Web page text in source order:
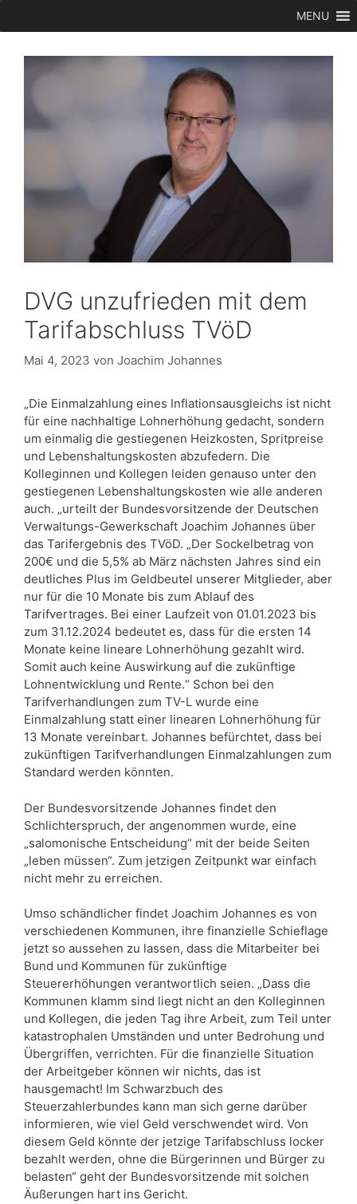
MENU
DVG unzufrieden mit dem
Tarifabschluss TVöD
Mai 4, 2023 von Joachim Johannes
„Die Einmalzahlung eines Inflationsausgleichs ist nicht
für eine nachhaltige Lohnerhöhung gedacht, sondern
um einmalig die gestiegenen Heizkosten, Spritpreise
und Lebenshaltungskosten abzufedern. Die
Kolleginnen und Kollegen leiden genauso unter den
gestiegenen Lebenshaltungskosten wie alle anderen
auch. „urteilt der Bundesvorsitzende der Deutschen
Verwaltungs-Gewerkschaft Joachim Johannes über
das Tarifergebnis des TVöD. „Der Sockelbetrag von
200€ und die 5,5% ab März nächsten Jahres sind ein
deutliches Plus im Geldbeutel unserer Mitglieder, aber
nur für die 10 Monate bis zum Ablauf des
Tarifvertrages. Bei einer Laufzeit von 01.01.2023 bis
zum 31.12.2024 bedeutet es, dass für die ersten 14
Monate keine lineare Lohnerhöhung gezahlt wird.
Somit auch keine Auswirkung auf die zukünftige
Lohnentwicklung und Rente.“ Schon bei den
Tarifverhandlungen zum TV-L wurde eine
Einmalzahlung statt einer linearen Lohnerhöhung für
13 Monate vereinbart. Johannes befürchtet, dass bei
zukünftigen Tarifverhandlungen Einmalzahlungen zum
Standard werden könnten.
Der Bundesvorsitzende Johannes findet den
Schlichterspruch, der angenommen wurde, eine
„salomonische Entscheidung“ mit der beide Seiten
„leben müssen“. Zum jetzigen Zeitpunkt war einfach
nicht mehr zu erreichen.
Umso schändlicher findet Joachim Johannes es von
verschiedenen Kommunen, ihre finanzielle Schieflage
jetzt so aussehen zu lassen, dass die Mitarbeiter bei
Bund und Kommunen für zukünftige
Steuererhöhungen verantwortlich seien. „Dass die
Kommunen klamm sind liegt nicht an den Kolleginnen
und Kollegen, die jeden Tag ihre Arbeit, zum Teil unter
katastrophalen Umständen und unter Bedrohung und
Übergriffen, verrichten. Für die finanzielle Situation
der Arbeitgeber können wir nichts, das ist
hausgemacht! Im Schwarzbuch des
Steuerzahlerbundes kann man sich gerne darüber
informieren, wie viel Geld verschwendet wird. Von
diesem Geld könnte der jetzige Tarifabschluss locker
bezahlt werden, ohne die Bürgerinnen und Bürger zu
belasten“ geht der Bundesvorsitzende mit solchen
Äußerungen hart ins Gericht.